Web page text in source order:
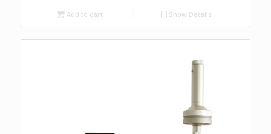
Add to cart Show Details